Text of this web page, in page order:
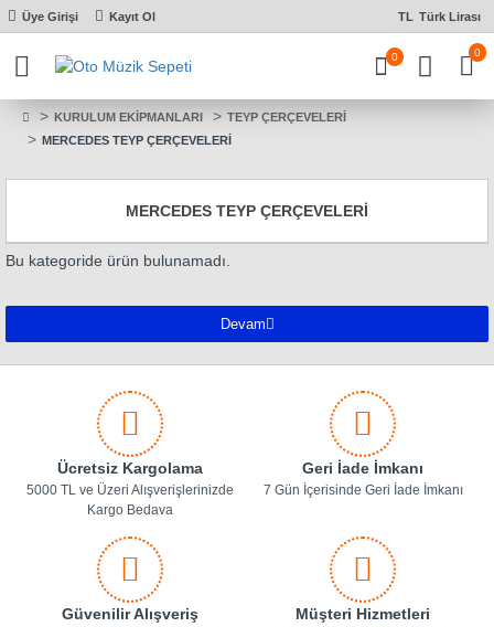
Üye Girişi Kayıt Ol TL Türk Lirası
0 0
KURULUM EKİPMANLARI
TEYP ÇERÇEVELERİ
MERCEDES TEYP ÇERÇEVELERİ
MERCEDES TEYP ÇERÇEVELERİ
Bu kategoride ürün bulunamadı.
Devam
Ücretsiz Kargolama
5000 TL ve Üzeri Alışverişlerinizde
Kargo Bedava
Geri İade İmkanı
7 Gün İçerisinde Geri İade İmkanı
Güvenilir Alışveriş Müşteri Hizmetleri